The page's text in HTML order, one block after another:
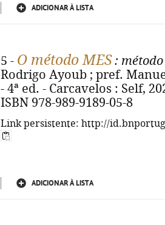
ADICIONAR À LISTA
5 - O método MES: método
Rodrigo Ayoub ; pref.
- 4ª ed. - Carcavelos : Self,
ISBN 978-989-9189-05-8
Link persistente: http://
ADICIONAR À LISTA